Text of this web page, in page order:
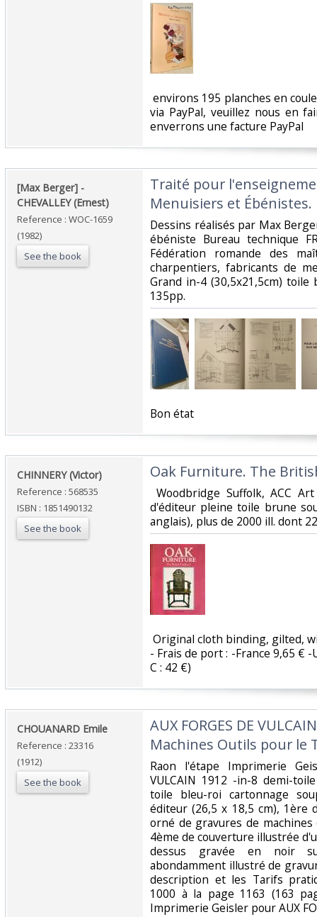
environs 195 planches en
via PayPal, veuillez nous en
enverrons une facture PayPal‎
‎[Max Berger] - ‎
‎CHEVALLEY (Ernest)‎
Reference : WOC-1659
(1982)
See the book
‎Traité pour
Menuisiers et Ébénistes.‎
‎Dessins réalisés par Max
ébéniste Bureau technique
Fédération romande des
charpentiers, fabricants de
Grand in-4 (30,5x21,5cm)
135pp. ‎
‎Bon état‎
‎CHINNERY (Victor)‎
Reference : 568535
ISBN : 1851490132
See the book
‎Oak Furniture. The
Woodbridge Suffolk, ACC
d'éditeur pleine toile brune
anglais), plus de 2000 ill. dont
Original cloth binding, gilted,
- Frais de port : -France 9,65 € -
C : 42 €) ‎
‎CHOUANARD Emile‎
Reference : 23316
(1912)
See the book
‎AUX FORGES DE
Machines Outils pour le
‎Raon l'étape Imprimerie
VULCAIN 1912 -in-8 demi-
toile bleu-roi cartonnage
éditeur (26,5 x 18,5 cm), 1ère
orné de gravures de
4ème de couverture illustrée
dessus gravée en noir
abondamment illustré de
description et les Tarifs
1000 à la page 1163 (163
Imprimerie Geisler pour AUX